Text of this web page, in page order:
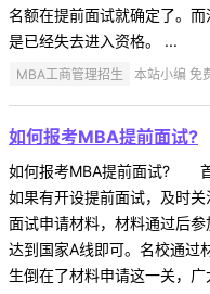
名额在提前面试就确定了。
是已经失去进入资格。 ...
MBA工商管理招生 本站小编 免
如何报考MBA提前面试?
如何报考MBA提前面试? 首
如果有开设提前面试，及时
面试申请材料，材料通过后
达到国家A线即可。名校通过
生倒在了材料申请这一关，